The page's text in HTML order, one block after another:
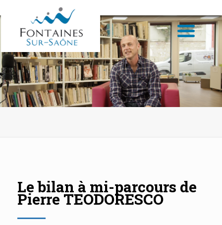
Le bilan à mi-parcours de
Pierre TEODORESCO